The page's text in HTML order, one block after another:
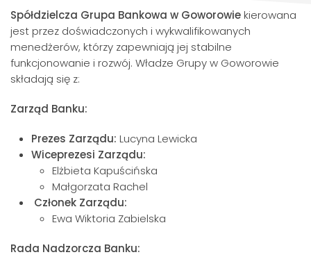
Spółdzielcza Grupa Bankowa w Goworowiekierowana
jest przez doświadczonych i wykwalifikowanych
menedżerów, którzy zapewniają jej stabilne
funkcjonowanie i rozwój. Władze Grupy w Goworowie
składają się z:
Zarząd Banku:
Prezes Zarządu: Lucyna Lewicka
Wiceprezesi Zarządu:
Elżbieta Kapuścińska
Małgorzata Rachel
Członek Zarządu:
Ewa Wiktoria Zabielska
Rada Nadzorcza Banku: